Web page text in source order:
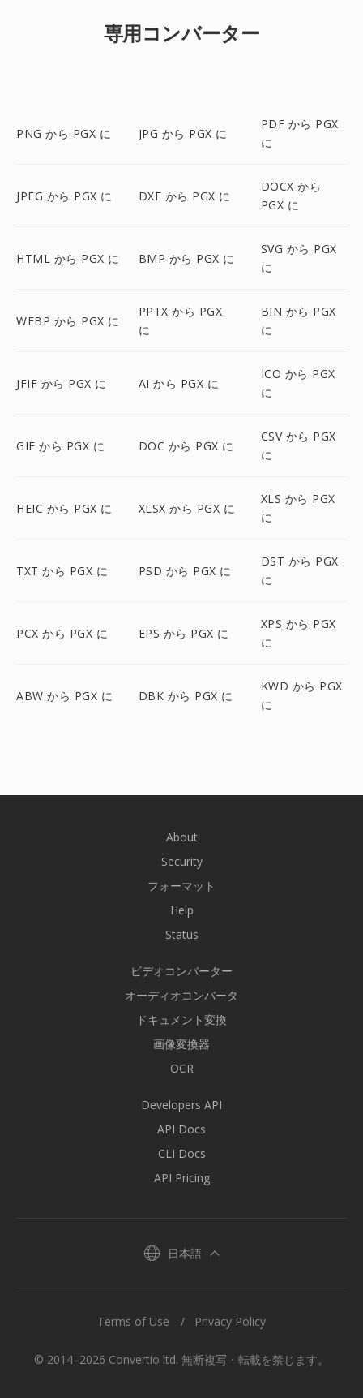
専用コンバーター
PNG から PGX に JPG から PGX に
PDF から PGX
に
JPEG から PGX に DXF から PGX に
DOCX から
PGX に
HTML から PGX に BMP から PGX に
SVG から PGX
に
WEBP から PGX に
PPTX から PGX
に
BIN から PGX
に
JFIF から PGX に AI から PGX に
ICO から PGX
に
GIF から PGX に DOC から PGX に
CSV から PGX
に
HEIC から PGX に XLSX から PGX に
XLS から PGX
に
TXT から PGX に PSD から PGX に
DST から PGX
に
PCX から PGX に EPS から PGX に
XPS から PGX
に
ABW から PGX に DBK から PGX に
KWD から PGX
に
About
Security
フォーマット
Help
Status
ビデオコンバーター
オーディオコンバータ
ドキュメント変換
画像変換器
OCR
Developers API
API Docs
CLI Docs
API Pricing
日本語
© 2014–2026 Convertio ltd. 無断複写・転載を禁じます。
Terms of Use Privacy Policy